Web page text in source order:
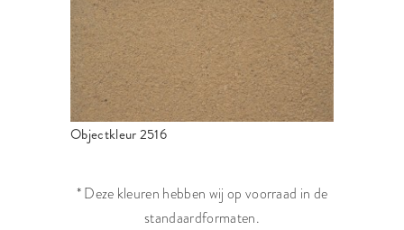
Objectkleur 2516
* Deze kleuren hebben wij op voorraad in de
standaardformaten.